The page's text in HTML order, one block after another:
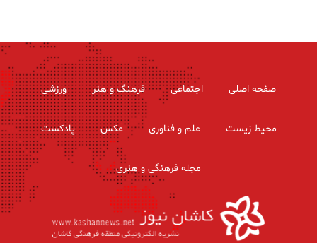
صفحه اصلی اجتماعی فرهنگ و هنر ورزشی
محیط زیست علم و فناوری عکس پادکست
مجله فرهنگی و هنری